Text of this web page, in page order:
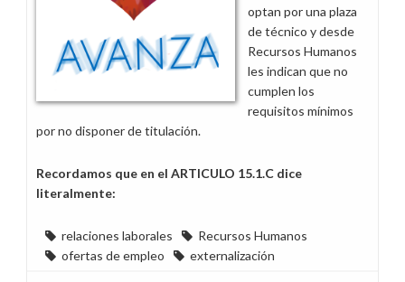
optan por una plaza
de técnico y desde
Recursos Humanos
les indican que no
cumplen los
requisitos mínimos
por no disponer de titulación.
Recordamos que en el ARTICULO 15.1.C dice
literalmente:
relaciones laborales
Recursos Humanos
ofertas de empleo
externalización